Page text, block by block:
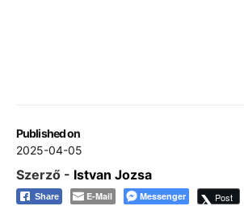
Published on
2025-04-05
Szerző - Istvan Jozsa
Share E-Mail Messenger Post